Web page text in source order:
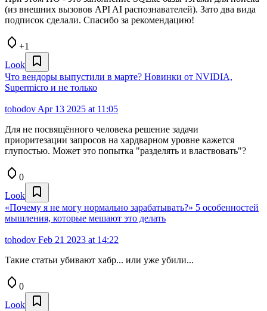
(из внешних вызовов API AI распознавателей). Зато два вида
подписок сделали. Спасибо за рекомендацию!
+1
Look
Что вендоры выпустили в марте? Новинки от NVIDIA,
Supermicro и не только
tohodov Apr 13 2025 at 11:05
Для не посвящённого человека решение задачи
приоритезации запросов на хардварном уровне кажется
глупостью. Может это попытка "разделять и властвовать"?
0
Look
«Почему я не могу нормально зарабатывать?» 5 особенностей
мышления, которые мешают это делать
tohodov Feb 21 2023 at 14:22
Такие статьи убивают хабр... или уже убили...
0
Look